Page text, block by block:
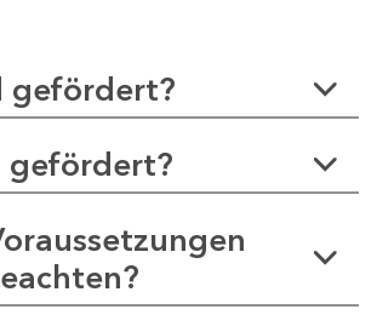
gefördert?
gefördert?